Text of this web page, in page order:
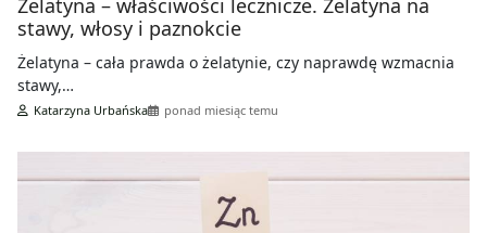
stawy, włosy i paznokcie
Żelatyna – cała prawda o żelatynie, czy naprawdę wzmacnia
stawy,…
Katarzyna Urbańska ponad miesiąc temu